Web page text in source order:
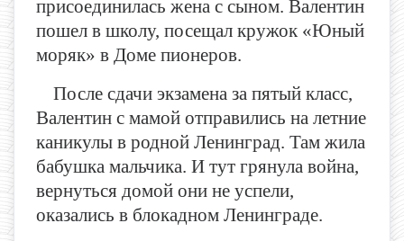
присоединилась жена с сыном. Валентин
пошел в школу, посещал кружок «Юный
моряк» в Доме пионеров.
После сдачи экзамена за пятый класс,
Валентин с мамой отправились на летние
каникулы в родной Ленинград. Там жила
бабушка мальчика. И тут грянула война,
вернуться домой они не успели,
оказались в блокадном Ленинграде.